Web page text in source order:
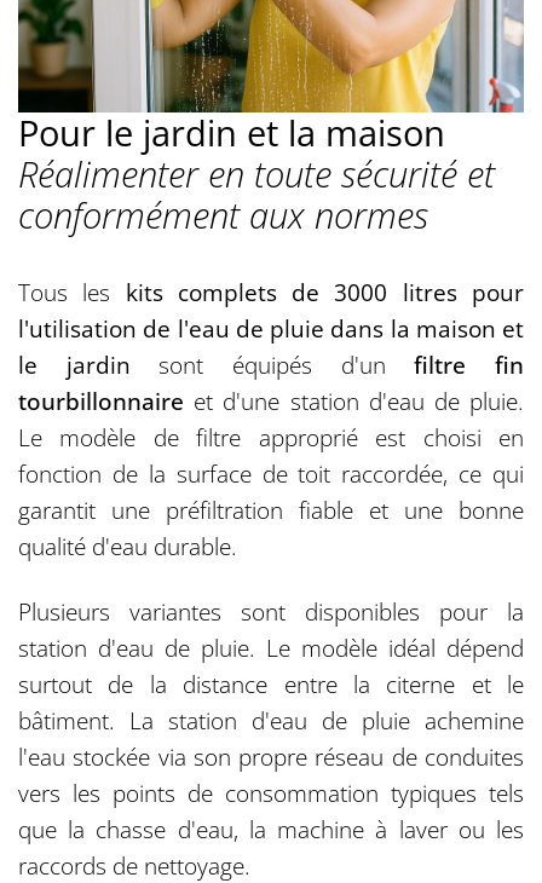
Pour le jardin et la maison
Réalimenter en toute sécurité et
conformément aux normes
Tous les kits complets de 3000 litres pour
l'utilisation de l'eau de pluie dans la maison et
le jardin sont équipés d'unfiltre fin
tourbillonnaire et d'une station d'eau de pluie.
Le modèle de filtre approprié est choisi en
fonction de la surface de toit raccordée, ce qui
garantit une préfiltration fiable et une bonne
qualité d'eau durable.
Plusieurs variantes sont disponibles pour la
station d'eau de pluie. Le modèle idéal dépend
surtout de la distance entre la citerne et le
bâtiment. La station d'eau de pluie achemine
l'eau stockée via son propre réseau de conduites
vers les points de consommation typiques tels
que la chasse d'eau, la machine à laver ou les
raccords de nettoyage.